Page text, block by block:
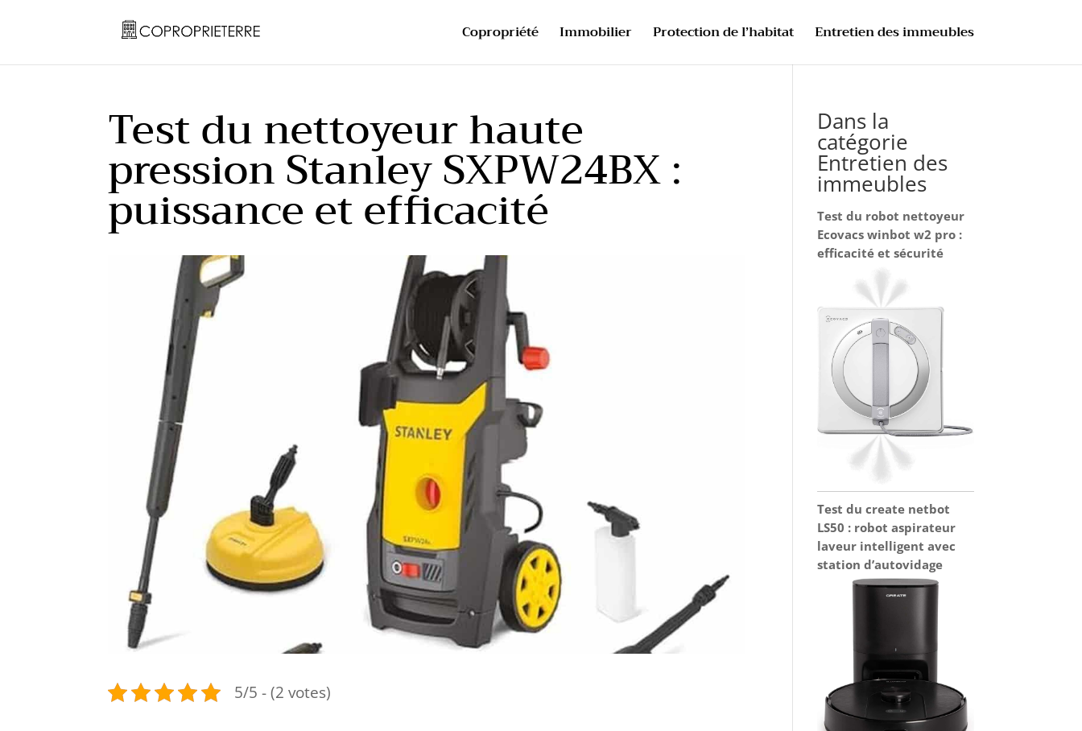
Copropriété Immobilier Protection de l’habitat Entretien des immeubles
Test du nettoyeur haute
pression Stanley SXPW24BX :
puissance et efficacité
5/5 - (2 votes)
Dans la
catégorie
Entretien des
immeubles
Test du robot nettoyeur
Ecovacs winbot w2 pro :
efficacité et sécurité
Test du create netbot
LS50 : robot aspirateur
laveur intelligent avec
station d’autovidage